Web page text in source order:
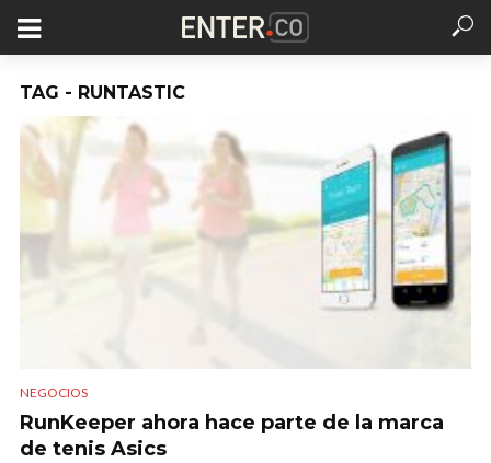
TAG - RUNTASTIC
NEGOCIOS
RunKeeper ahora hace parte de la marca
de tenis Asics